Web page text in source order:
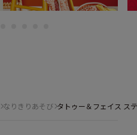
なりきりあそび タトゥー＆フェイス ス